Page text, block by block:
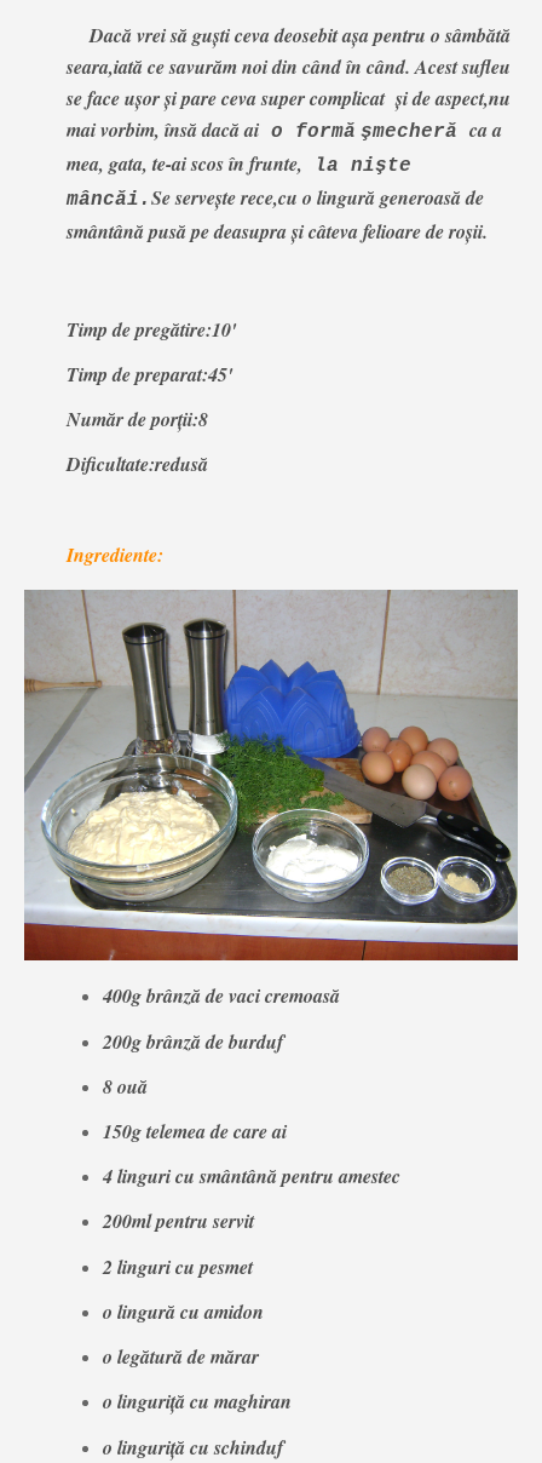
Dacă vrei să guşti ceva deosebit aşa pentru o sâmbătă
seara,iată ce savurăm noi din când în când. Acest sufleu
se face uşor şi pare ceva super complicat şi de aspect,nu
mai vorbim, însă dacă aio formă şmecheră ca a
mea, gata, te-ai scos în frunte, la nişte
mâncăi. Se servește rece,cu o lingură generoasă de
smântână pusă pe deasupra și câteva felioare de roșii.
Timp de pregătire:10'
Timp de preparat:45'
Număr de porţii:8
Dificultate:redusă
Ingrediente:
400g brânză de vaci cremoasă
200g brânză de burduf
8 ouă
150g telemea de care ai
4 linguri cu smântână pentru amestec
200ml pentru servit
2 linguri cu pesmet
o lingură cu amidon
o legătură de mărar
o linguriţă cu maghiran
o linguriţă cu schinduf